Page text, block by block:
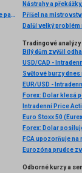
Rozbřesk: Covid sráží korunu, nálada v české ekonomice ale pandemii navzdory roste...
Nástrahy a
Další velký
Tradingové analýzy
Bílý dům zvýšil
USD/CAD -
Světové burzy
EUR/USD -
Intradenní Price
Euro Stoxx 50
FCA upozorňuje
Eurozóna prudce
Odborné kurzy a